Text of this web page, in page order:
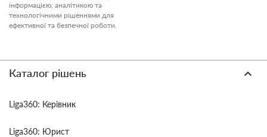
інформацією, аналітикою та
технологічними рішеннями для
ефективної та безпечної роботи.
Каталог рішень
Liga360: Керівник
Liga360: Юрист